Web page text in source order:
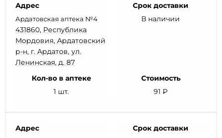
Адрес
Ардатовская аптека №4
431860, Республика
Мордовия, Ардатовский
р-н, г. Ардатов, ул.
Ленинская, д. 87
Срок доставки
В наличии
Кол-во в аптеке
1 шт.
Стоимость
91 ₽
Адрес
Срок доставки